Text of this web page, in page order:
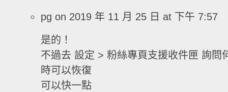
pg on 2019 年 11 月 25 日 at 下午 7:57
是的！
不過去 設定 > 粉絲專頁支援收件匣 詢問
時可以恢復
可以快一點